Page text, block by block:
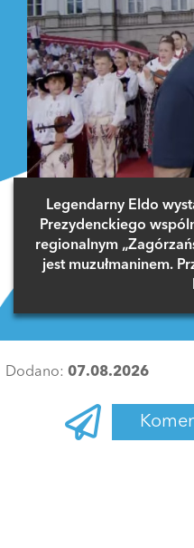
Legendarny Eldo
Prezydenckiego
regionalnym
jest muzułmaninem.
Dodano: 07.08.2026